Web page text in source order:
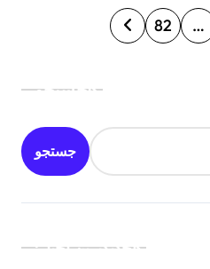
…
82
جستجو
جستجو
جدیدترین اخبار: